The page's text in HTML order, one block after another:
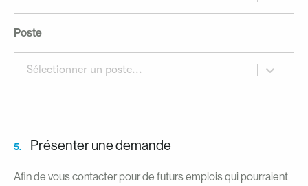
Poste
Sélectionner un poste...
5. Présenter une demande
Afin de vous contacter pour de futurs emplois qui pourraient